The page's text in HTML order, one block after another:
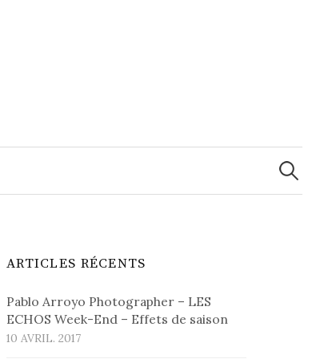
ARTICLES RÉCENTS
Pablo Arroyo Photographer – LES
ECHOS Week-End – Effets de saison
10 AVRIL. 2017